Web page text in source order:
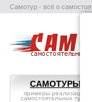
Самотур - всё о
САМОТУРЫ
примеры реализации
самостоятельных туров